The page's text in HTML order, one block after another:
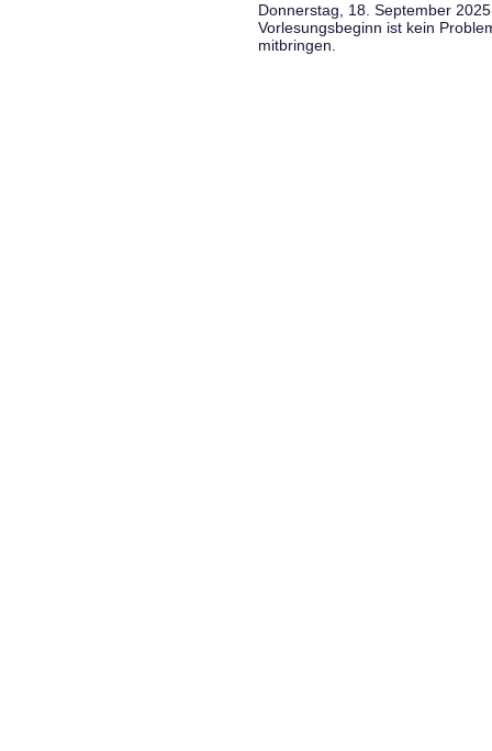
Donnerstag, 18. September
Vorlesungsbeginn ist kein
mitbringen.